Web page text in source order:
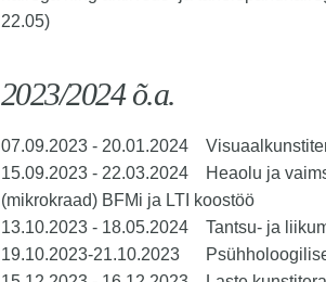
22.05)
2023/2024 õ.a.
07.09.2023 - 20.01.2024
15.09.2023 - 22.03.2024 Heaolu ja
(mikrokraad) BFMi ja LTI koostöö
13.10.2023 - 18.05.2024 Tantsu- ja
19.10.2023-21.10.2023